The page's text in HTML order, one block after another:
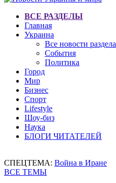
ВСЕ РАЗДЕЛЫ
Главная
Украина
Все новости раздела
События
Политика
Город
Мир
Бизнес
Спорт
Lifestyle
Шоу-биз
Наука
БЛОГИ ЧИТАТЕЛЕЙ
СПЕЦТЕМА: Война в Иране
ВСЕ ТЕМЫ